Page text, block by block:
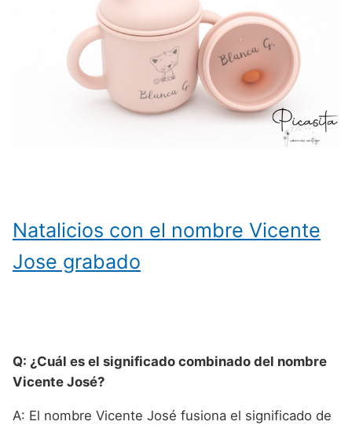
Natalicios con el nombre Vicente
Jose grabado
Q: ¿Cuál es el significado combinado del nombre
Vicente José?
A: El nombre Vicente José fusiona el significado de